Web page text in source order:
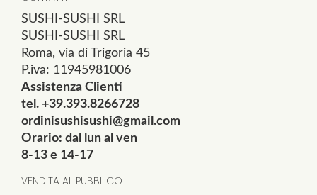
SUSHI-SUSHI SRL
SUSHI-SUSHI SRL
Roma, via di Trigoria 45
P.iva: 11945981006
Assistenza Clienti
tel. +39.393.8266728
ordinisushisushi@gmail.com
Orario: dal lun al ven
8-13 e 14-17
VENDITA AL PUBBLICO